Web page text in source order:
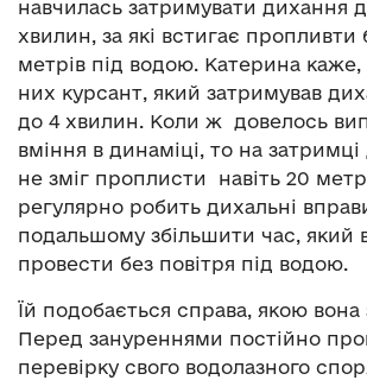
навчилась затримувати дихання
хвилин, за які встигає пропливти
метрів під водою. Катерина
них курсант, який затримував
до 4 хвилин. Коли ж довелось
вміння в динаміці, то на затримці
не зміг проплисти навіть 20
регулярно робить дихальні
подальшому збільшити час, який
провести без повітря під водою.
Їй подобається справа, якою вона
Перед зануреннями постійно
перевірку свого водолазного